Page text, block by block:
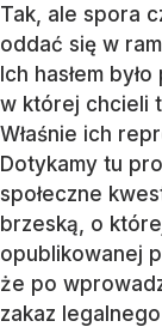
Tak, ale spora
oddać się w
Ich hasłem
w której chcieli
Właśnie ich
Dotykamy tu
społeczne
brzeską, o
opublikowanej
że po
zakaz